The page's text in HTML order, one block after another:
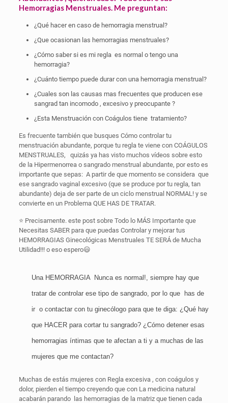
Hemorragias Menstruales. Me preguntan:
¿Qué hacer en caso de hemorragia menstrual?
¿Que ocasionan las hemorragias menstruales?
¿Cómo saber si es mi regla es normal o tengo una
hemorragia?
¿Cuánto tiempo puede durar con una hemorragia menstrual?
¿Cuales son las causas mas frecuentes que producen ese
sangrad tan incomodo , excesivo y preocupante ?
¿Esta Menstruación con Coágulos tiene tratamiento?
Es frecuente también que busques Cómo controlar tu
menstruación abundante, porque tu regla te viene con COÁGULOS
MENSTRUALES, quizás ya has visto muchos vídeos sobre esto
de la Hipermenorrea o sangrado menstrual abundante, por esto es
importante que sepas: A partir de que momento se considera que
ese sangrado vaginal excesivo (que se produce por tu regla, tan
abundante) deja de ser parte de un ciclo menstrual NORMAL! y se
convierte en un Problema QUE HAS DE TRATAR.
⭐️ Precisamente. este post sobre Todo lo MÁS Importante que
Necesitas SABER para que puedas Controlar y mejorar tus
HEMORRAGIAS Ginecológicas Menstruales TE SERÁ de Mucha
Utilidad!!! o eso espero😃
Una HEMORRAGIA Nunca es normal!, siempre hay que
tratar de controlar ese tipo de sangrado, por lo que has de
ir o contactar con tu ginecólogo para que te diga: ¿Qué hay
que HACER para cortar tu sangrado? ¿Cómo detener esas
hemorragias íntimas que te afectan a ti y a muchas de las
mujeres que me contactan?
Muchas de estás mujeres con Regla excesiva , con coágulos y
dolor, pierden el tiempo creyendo que con La medicina natural
acabarán parando las hemorragias de la matriz que tienen cada